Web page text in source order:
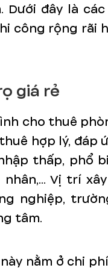
Dưới đây là
công rộng rãi
giá rẻ
cho thuê
hợp lý, đáp
thấp, phổ
Vị trí
nghiệp,
tâm.
nằm ở chi